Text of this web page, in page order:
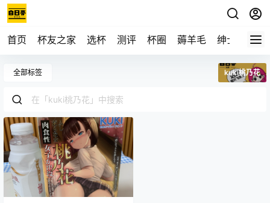
首页 杯友之家 选杯 测评 杯圈 薅羊毛 绅士 视频
全部标签 kuki桃乃花